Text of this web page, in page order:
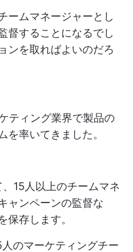
ームマネージャーとし
督することになるでし
ンを取ればよいのだろ
ティング業界で製品の
を率いてきました。
15人以上のチームマネ
ャンペーンの監督な
保存します。
のマーケティングチー